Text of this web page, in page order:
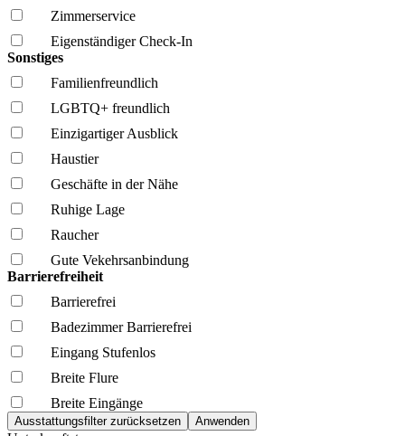
Zimmerservice
Eigenständiger Check-In
Sonstiges
Familien­freundlich
LGBTQ+ freundlich
Einzigartiger Ausblick
Haustier
Geschäfte in der Nähe
Ruhige Lage
Raucher
Gute Vekehrsanbindung
Barrierefreiheit
Barrierefrei
Badezimmer Barrierefrei
Eingang Stufenlos
Breite Flure
Breite Eingänge